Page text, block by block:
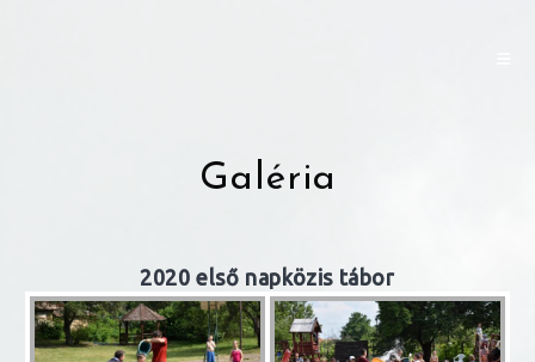
Galéria
2020 első napközis tábor